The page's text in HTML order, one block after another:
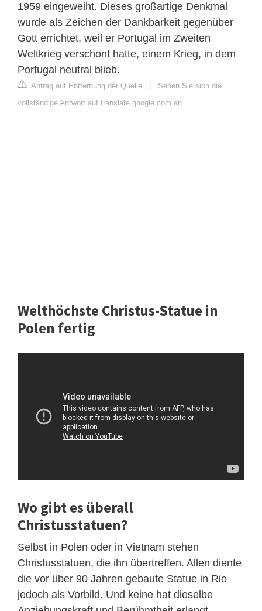
1959 eingeweiht. Dieses großartige Denkmal
wurde als Zeichen der Dankbarkeit gegenüber
Gott errichtet, weil er Portugal im Zweiten
Weltkrieg verschont hatte, einem Krieg, in dem
Portugal neutral blieb.
Antrag auf Entfernung der Quelle
Sehen Sie sich die
vollständige Antwort auf translate.google.com an
Welthöchste Christus-Statue in
Polen fertig
Wo gibt es überall
Christusstatuen?
Selbst in Polen oder in Vietnam stehen
Christusstatuen, die ihn übertreffen. Allen diente
die vor über 90 Jahren gebaute Statue in Rio
jedoch als Vorbild. Und keine hat dieselbe